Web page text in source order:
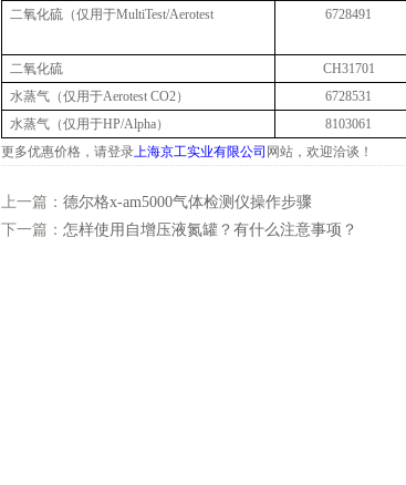
二氧化硫（仅用于MultiTest/Aerotest 6728491
二氧化硫 CH31701
水蒸气（仅用于Aerotest CO2） 6728531
水蒸气（仅用于HP/Alpha） 8103061
更多优惠价格，请登录上海京工实业有限公司 网站，欢迎洽谈！
上一篇： 德尔格x-am5000气体检测仪操作步骤
下一篇： 怎样使用自增压液氮罐？有什么注意事项？